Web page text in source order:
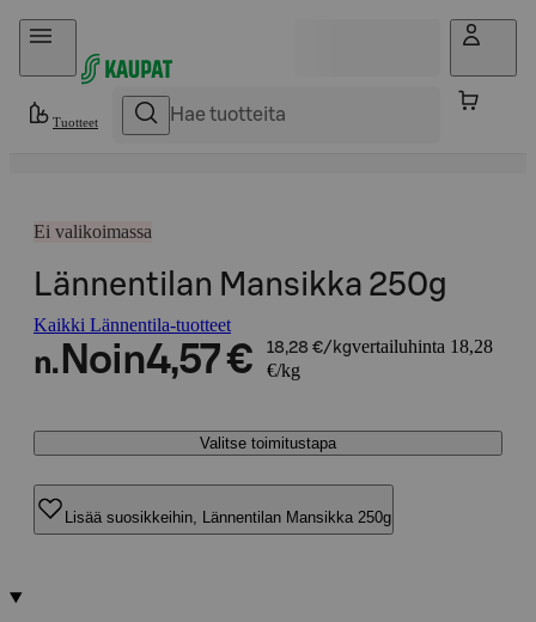
Hyppää sisältöön
Tuotteet
Ei valikoimassa
Lännentilan Mansikka 250g
Kaikki Lännentila-tuotteet
n. Noin4,57 € 18,28 €/kgvertailuhinta 18,28
€/kg
Valitse toimitustapa
Lisää suosikkeihin, Lännentilan Mansikka 250g